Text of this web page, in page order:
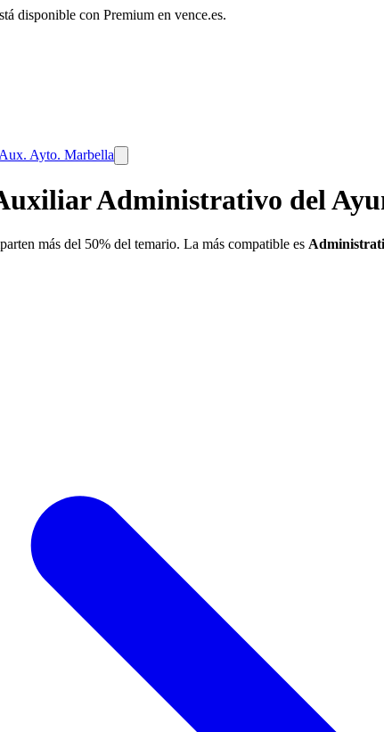
disponible con Premium en vence.es.
Aux. Ayto. Marbella
Administrativo del
más del 50% del temario. La más compatible es